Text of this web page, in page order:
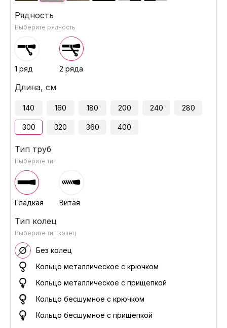
Рядность
Выберите рядность
1 ряд 2 ряда
Длина, см
140 160 180 200 240 280
300 320 360 400
Тип труб
Выберите тип
Гладкая Витая
Тип колец
Выберите тип колец
Без колец
Кольцо металлическое с крючком
Кольцо металлическое с прищепкой
Кольцо бесшумное с крючком
Кольцо бесшумное с прищепкой